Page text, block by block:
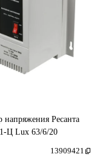
напряжения Ресанта
Ц Lux 63/6/20
13909421